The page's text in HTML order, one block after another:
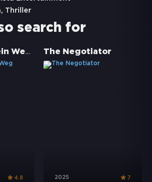
, Thriller
search for
Borderline - Kein Weg zurück
4.8
The Negotiator
2025 7